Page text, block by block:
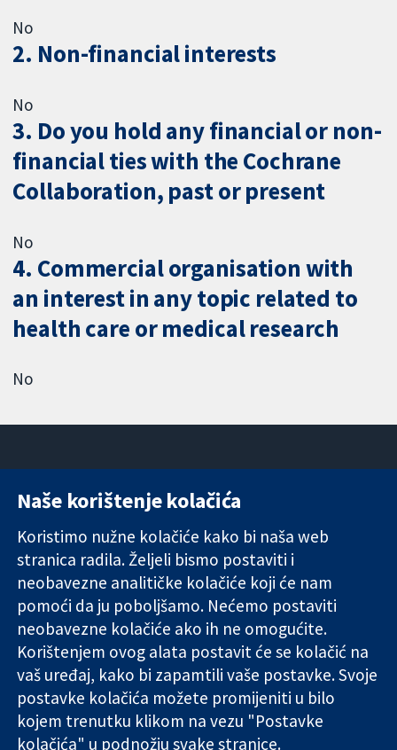
No
2. Non-financial interests
No
3. Do you hold any financial or non-
financial ties with the Cochrane
Collaboration, past or present
No
4. Commercial organisation with
an interest in any topic related to
health care or medical research
No
Pouzdani dokazi.
Utemeljeni
dokazi.
Bolje zdravlje.
11-13 Cavendish
London
W1G 0AN
Ujedinjeno
Kraljevstvo
Novosti
medije
O nama
Poslovi
Cochrane
Library
The Cochrane Collaboration is a charity (no. 1045921) and a
company limited by guarantee (no. 03044323) registered in
Naše korištenje kolačića
Koristimo nužne kolačiće kako bi naša web
stranica radila. Željeli bismo postaviti i
neobavezne analitičke kolačiće koji će nam
pomoći da ju poboljšamo. Nećemo postaviti
neobavezne kolačiće ako ih ne omogućite.
Korištenjem ovog alata postavit će se kolačić na
vaš uređaj, kako bi zapamtili vaše postavke. Svoje
postavke kolačića možete promijeniti u bilo
kojem trenutku klikom na vezu "Postavke
kolačića" u podnožju svake stranice.